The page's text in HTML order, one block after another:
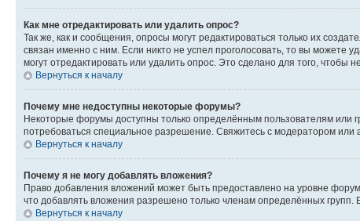
Как мне отредактировать или удалить опрос?
Так же, как и сообщения, опросы могут редактироваться только их
связан именно с ним. Если никто не успел проголосовать, то вы можете
могут отредактировать или удалить опрос. Это сделано для того, чтобы
Вернуться к началу
Почему мне недоступны некоторые форумы?
Некоторые форумы доступны только определённым пользователям или
потребоваться специальное разрешение. Свяжитесь с модератором
Вернуться к началу
Почему я не могу добавлять вложения?
Право добавления вложений может быть предоставлено на уровне
что добавлять вложения разрешено только членам определённых
Вернуться к началу